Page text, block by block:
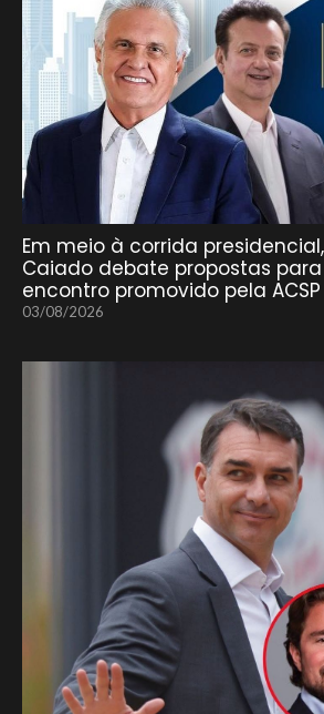
Em meio à corrida
Caiado debate propostas para
encontro promovido pela ACSP
03/08/2026